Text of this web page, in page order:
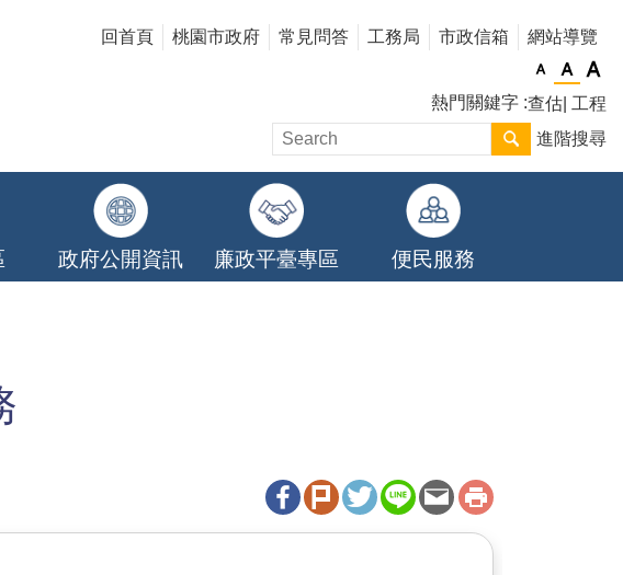
回首頁
桃園市政府 常見問答 工務局 市政信箱 網站導覽
熱門關鍵字 查估 工程
進階搜尋
政府公開資訊 廉政平臺專區 便民服務